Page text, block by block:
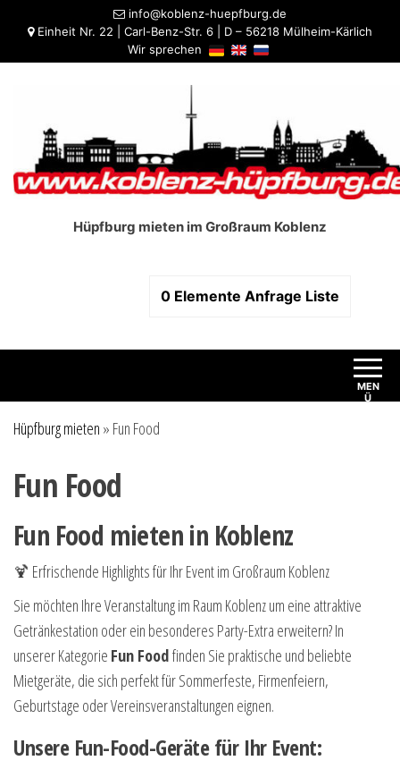
info@koblenz-huepfburg.de
Einheit Nr. 22 | Carl-Benz-Str. 6 | D – 56218 Mülheim-Kärlich
Wir sprechen
Hüpfburg mieten im Großraum Koblenz
0 Elemente Anfrage Liste
MEN
Ü
Hüpfburg mieten » Fun Food
Fun Food
Fun Food mieten in Koblenz
🍹 Erfrischende Highlights für Ihr Event im Großraum Koblenz
Sie möchten Ihre Veranstaltung im Raum Koblenz um eine attraktive
Getränkestation oder ein besonderes Party-Extra erweitern? In
unserer Kategorie Fun Foodfinden Sie praktische und beliebte
Mietgeräte, die sich perfekt für Sommerfeste, Firmenfeiern,
Geburtstage oder Vereinsveranstaltungen eignen.
Unsere Fun-Food-Geräte für Ihr Event: